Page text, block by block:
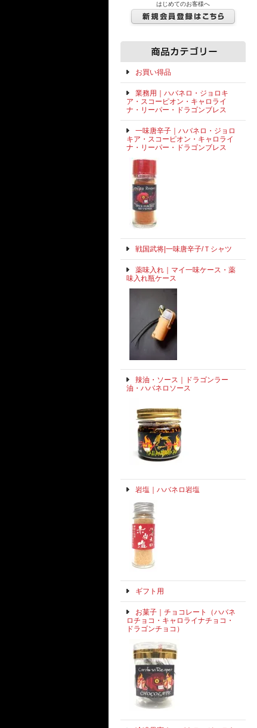
はじめてのお客様へ
お買い得品
業務用｜ハバネロ・ジョロキ
ア・スコーピオン・キャロライ
ナ・リーパー・ドラゴンブレス
一味唐辛子｜ハバネロ・ジョロ
キア・スコーピオン・キャロライ
ナ・リーパー・ドラゴンブレス
戦国武将|一味唐辛子/Ｔシャツ
薬味入れ｜マイ一味ケース・薬
味入れ瓶ケース
辣油・ソース｜ドラゴンラー
油・ハバネロソース
岩塩｜ハバネロ岩塩
ギフト用
お菓子｜チョコレート（ハバネ
ロチョコ・キャロライナチョコ・
ドラゴンチョコ）